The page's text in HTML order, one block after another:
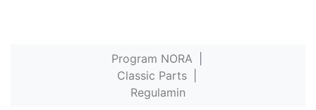
Program NORA
Classic Parts
Regulamin